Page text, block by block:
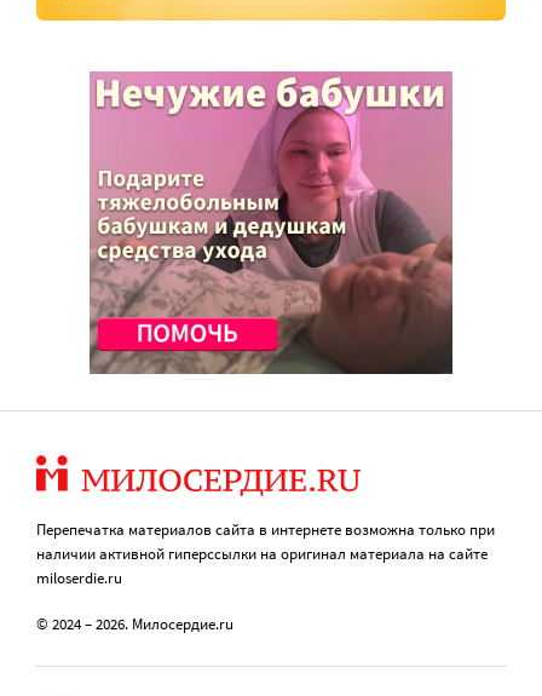
Перепечатка материалов сайта в интернете возможна только при
наличии активной гиперссылки на оригинал материала на сайте
miloserdie.ru
© 2024 – 2026. Милосердие.ru